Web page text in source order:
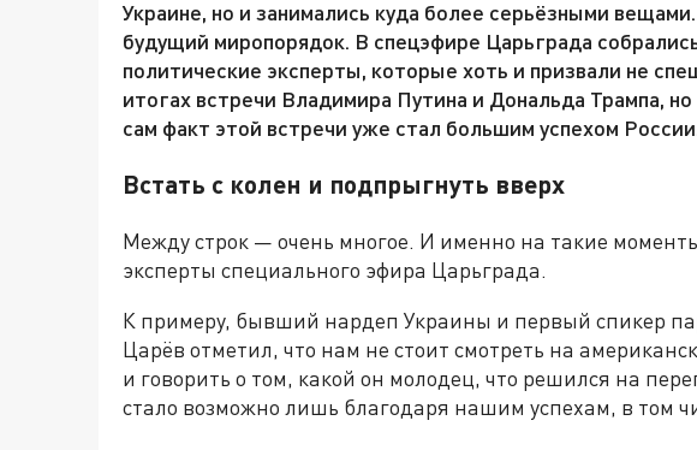
Украине, но и занимались куда более серьёзными
будущий миропорядок. В спецэфире Царьграда
политические эксперты, которые хоть и призвали не
итогах встречи Владимира Путина и Дональда Трампа,
сам факт этой встречи уже стал большим успехом
Встать с колен и подпрыгнуть вверх
Между строк — очень многое. И именно на такие
эксперты специального эфира Царьграда.
К примеру, бывший нардеп Украины и первый спикер
Царёв отметил, что нам не стоит смотреть на
и говорить о том, какой он молодец, что решился на
стало возможно лишь благодаря нашим успехам, в том